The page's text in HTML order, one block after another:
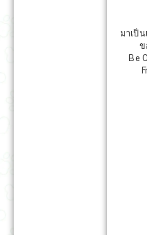
มาเป็
ข
Be